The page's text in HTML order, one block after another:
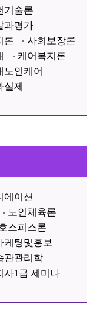
기술론
과평가
론
사회보장론
케어복지론
노인케어
실제
에이션
노인체육론
스피스론
케팅및홍보
관관리학
사1급 세미나